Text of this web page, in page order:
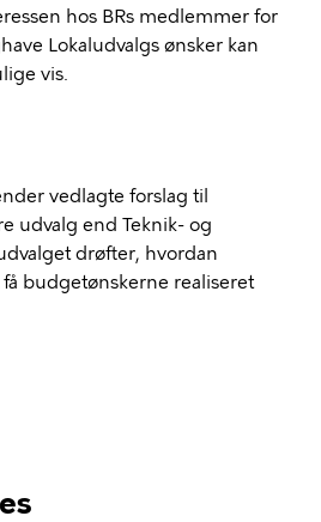
hos BRs medlemmer for
Lokaludvalgs ønsker kan
vis.
vedlagte forslag til
udvalg end Teknik- og
drøfter, hvordan
budgetønskerne realiseret